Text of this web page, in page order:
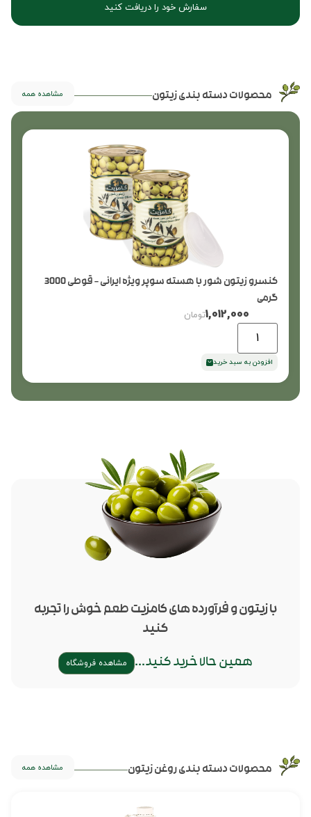
سفارش خود را دریافت کنید
محصولات دسته بندی زیتون مشاهده همه
کنسرو زیتون شور با هسته سوپر ویژه ایرانی – قوطی 3000
گرمی
1,012,000تومان
افزودن به سبد خرید
با زیتون و فرآورده های کامزیت طعم خوش را تجربه
کنید
همین حالا خرید کنید... مشاهده فروشگاه
محصولات دسته بندی روغن زیتون مشاهده همه